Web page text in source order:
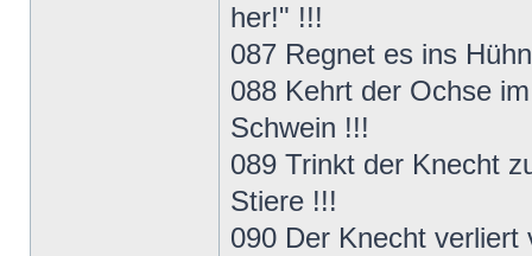
her!" !!!
087 Regnet es ins
088 Kehrt der Ochse
Schwein !!!
089 Trinkt der Knecht
Stiere !!!
090 Der Knecht